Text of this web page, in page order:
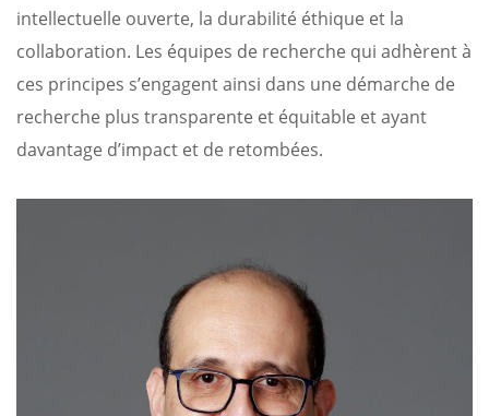
intellectuelle ouverte, la durabilité éthique et la
collaboration. Les équipes de recherche qui adhèrent à
ces principes s’engagent ainsi dans une démarche de
recherche plus transparente et équitable et ayant
davantage d’impact et de retombées.